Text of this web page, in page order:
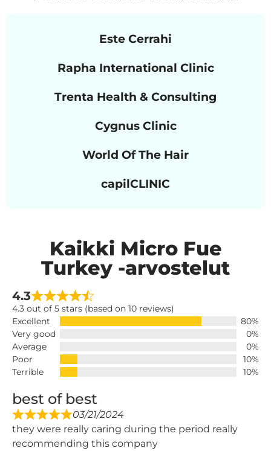
Este Cerrahi
Rapha International Clinic
Trenta Health & Consulting
Cygnus Clinic
World Of The Hair
capilCLINIC
Kaikki Micro Fue
Turkey -arvostelut
4.3
4.3 out of 5 stars (based on 10 reviews)
Excellent
80%
Very good
0%
Average
0%
Poor
10%
Terrible
10%
best of best
03/21/2024
they were really caring during the period really
recommending this company